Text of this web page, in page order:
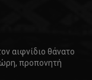
αιφνίδιο θάνατο
προπονητή